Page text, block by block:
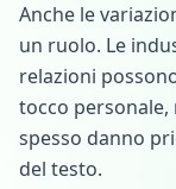
Anche le
un ruolo. Le
relazioni
tocco personale,
spesso danno
del testo.